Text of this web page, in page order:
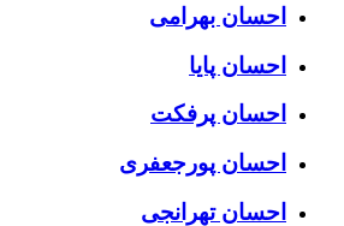
احسان بهرامی
احسان پایا
احسان پرفکت
احسان پورجعفری
احسان تهرانجی